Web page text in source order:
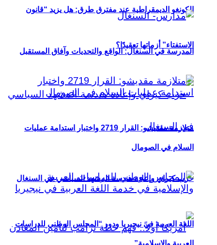
الكونغو الديمقراطية عند مفترق طرق: هل يزيد “قانون
الاستفتاء” أزماتها تعقيدًا؟
حزب كيراي وإعادة هندسة المشهد السياسي في السنغال
المدرسة في السنغال: الواقع والتحديات وآفاق المستقبل
متلازمة مقديشو: القرار 2719 واختبار استدامة عمليات
السلام في الصومال
اللغة العربية في نيجيريا ودور “المجلس الوطني للدراسات
العربية والإسلامية”